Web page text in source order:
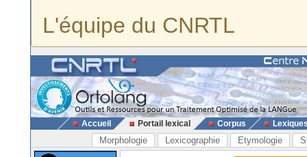
L'équipe du CNRTL
Accueil Portail lexical Corpus
Morphologie Lexicographie Etymologie